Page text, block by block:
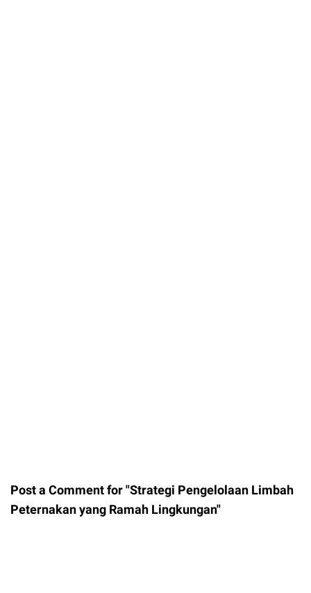
Post a Comment for "Strategi Pengelolaan Limbah
Peternakan yang Ramah Lingkungan"